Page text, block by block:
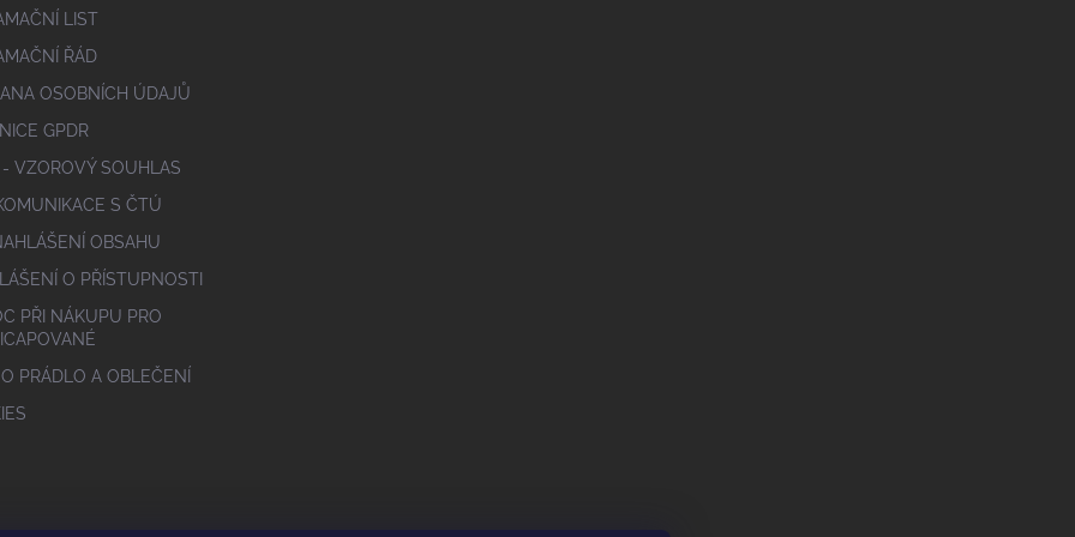
LIST
ŘÁD
OSOBNÍCH ÚDAJŮ
GPDR
- VZOROVÝ SOUHLAS
S ČTÚ
OBSAHU
O PŘÍSTUPNOSTI
PŘI NÁKUPU PRO
PRÁDLO A OBLEČENÍ